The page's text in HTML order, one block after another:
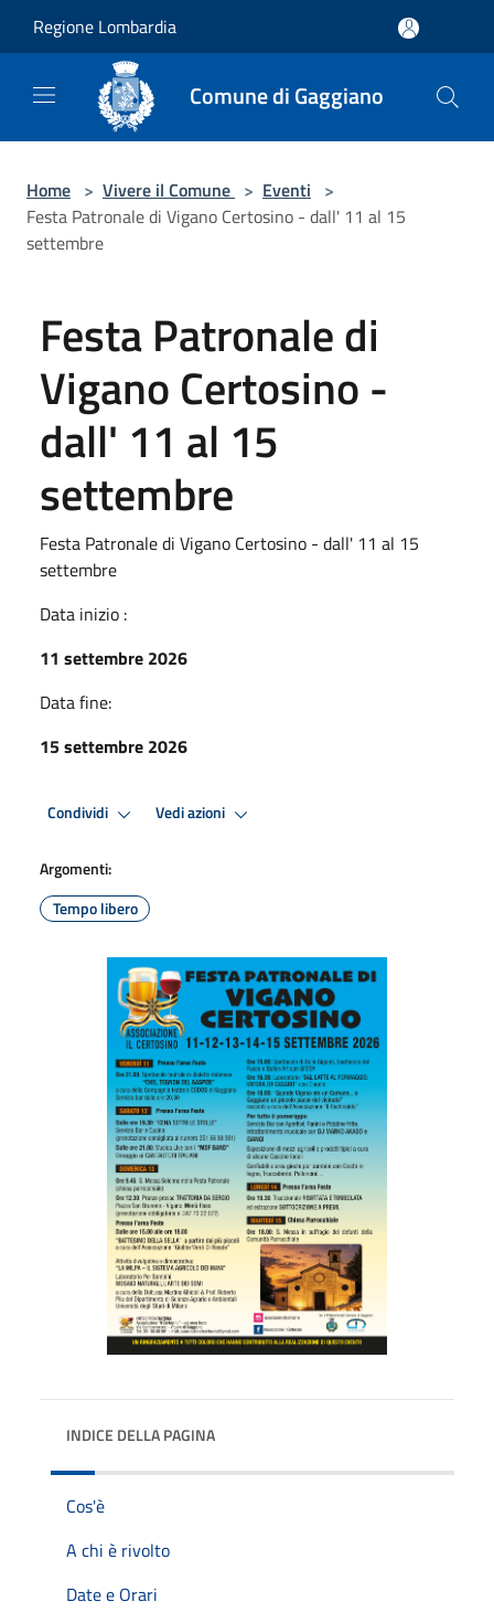
Regione Lombardia
Comune di Gaggiano
Home > Vivere il Comune > Eventi >
Festa Patronale di Vigano Certosino - dall' 11 al 15
settembre
Festa Patronale di
Vigano Certosino -
dall' 11 al 15
settembre
Festa Patronale di Vigano Certosino - dall' 11 al 15
settembre
Data inizio :
11 settembre 2026
Data fine:
15 settembre 2026
Condividi Vedi azioni
Argomenti:
Tempo libero
INDICE DELLA PAGINA
Cos'è
A chi è rivolto
Date e Orari